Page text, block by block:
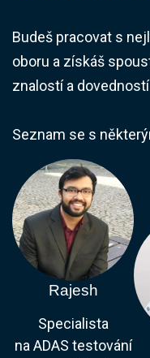
Budeš pracovat s
oboru a získáš
znalostí a
Seznam se s
Rajesh
Specialista
na ADAS testování